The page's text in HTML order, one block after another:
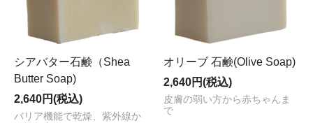
シアバター石鹸（Shea
Butter Soap)
2,640円(税込)
バリア機能で乾燥、紫外線か
オリーブ 石鹸(Olive Soap)
2,640円(税込)
皮膚の弱い方から赤ちゃんま
で